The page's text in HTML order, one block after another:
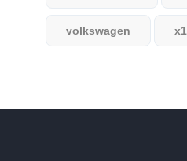
volkswagen x1